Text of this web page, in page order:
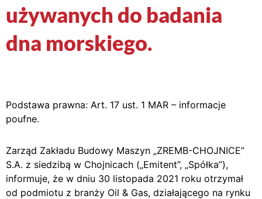
używanych do badania
dna morskiego.
Podstawa prawna: Art. 17 ust. 1 MAR – informacje
poufne.
Zarząd Zakładu Budowy Maszyn „ZREMB-CHOJNICE”
S.A. z siedzibą w Chojnicach („Emitent”, „Spółka”),
informuje, że w dniu 30 listopada 2021 roku otrzymał
od podmiotu z branży Oil & Gas, działającego na rynku